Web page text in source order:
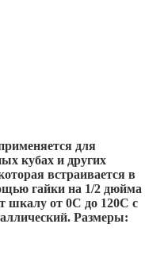
для
кубах и других
встраивается в
гайки на 1/2 дюйма
шкалу от 0С до 120С с
Размеры: